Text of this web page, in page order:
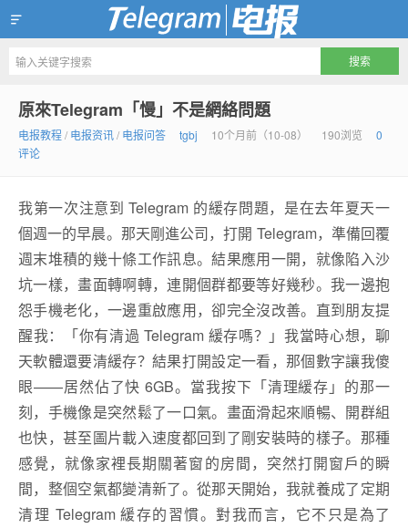
Telegram官方下载资讯网
原來Telegram「慢」不是網絡問題
电报教程/ 电报资讯/ 电报问答 tgbj 10个月前（10-08） 190浏览
0
评论
我第一次注意到 Telegram 的緩存問題，是在去年夏天一
個週一的早晨。那天剛進公司，打開 Telegram，準備回覆
週末堆積的幾十條工作訊息。結果應用一開，就像陷入沙
坑一樣，畫面轉啊轉，連開個群都要等好幾秒。我一邊抱
怨手機老化，一邊重啟應用，卻完全沒改善。直到朋友提
醒我：「你有清過 Telegram 緩存嗎？」我當時心想，聊
天軟體還要清緩存？結果打開設定一看，那個數字讓我傻
眼——居然佔了快 6GB。當我按下「清理緩存」的那一
刻，手機像是突然鬆了一口氣。畫面滑起來順暢、開群組
也快，甚至圖片載入速度都回到了剛安裝時的樣子。那種
感覺，就像家裡長期關著窗的房間，突然打開窗戶的瞬
間，整個空氣都變清新了。從那天開始，我就養成了定期
清理 Telegram 緩存的習慣。對我而言，它不只是為了